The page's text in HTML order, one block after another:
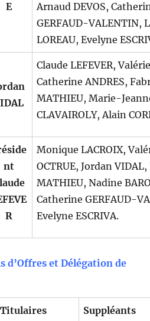
E
Arnaud DEVOS,
GERFAUD-VALENTIN,
LOREAU, Evelyne
Claude LEFEVER,
Catherine ANDRES,
MATHIEU, Marie-
CLAVAIROLY, Alain
nt
R
Monique LACROIX,
OCTRUE, Jordan
MATHIEU, Nadine
Catherine GERFAUD-
Evelyne ESCRIVA.
d’Offres et Délégation de
Titulaires Suppléants